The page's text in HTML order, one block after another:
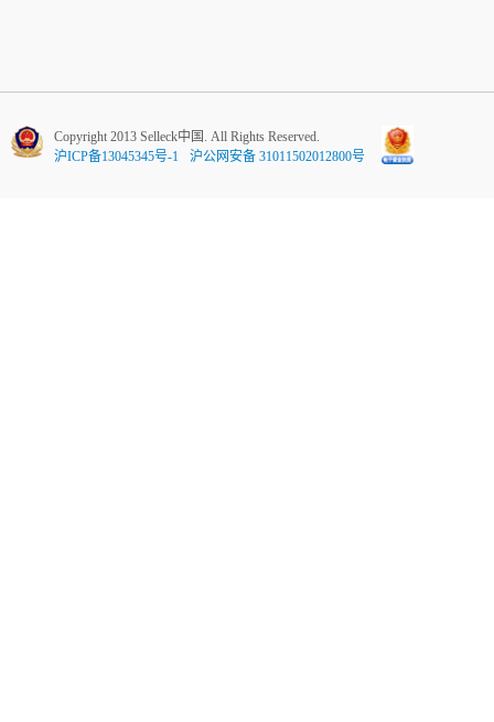
Copyright 2013 Selleck中国. All Rights Reserved.
沪ICP备13045345号-1
沪公网安备 31011502012800号